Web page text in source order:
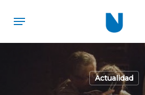
content
Menu
Actualidad